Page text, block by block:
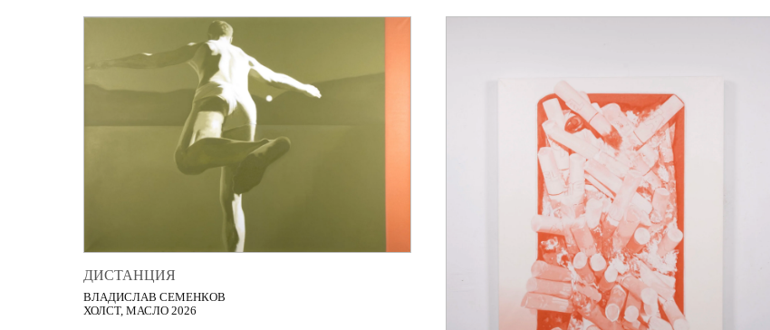
ДИСТАНЦИЯ
ВЛАДИСЛАВ СЕМЕНКОВ
ХОЛСТ, МАСЛО 2026